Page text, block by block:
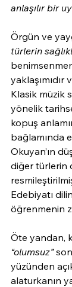
anlaşılır bir
Örgün ve
türlerin
yaklaşımıdır
Klasik müzik
yönelik
kopuş
bağlamında
Okuyan’ın
diğer türlerin
Edebiyatı
öğrenmenin
Öte yandan,
“olumsuz”
yüzünden
alaturkanın